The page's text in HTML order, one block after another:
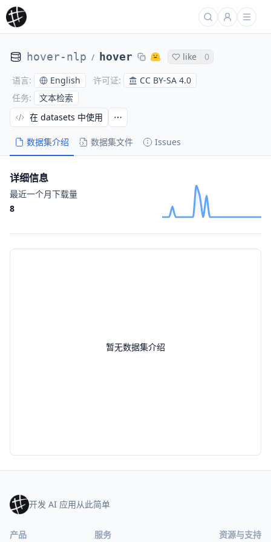
hover-nlp / hover like 0
语言: English 许可证:
CC BY-SA 4.0
任务: 文本检索
数据集介绍 数据集文件 Issues
在 datasets 中使用
暂无数据集介绍
详细信息
最近一个月下载量
8
开发 AI 应用从此简单
产品 服务 资源与支持